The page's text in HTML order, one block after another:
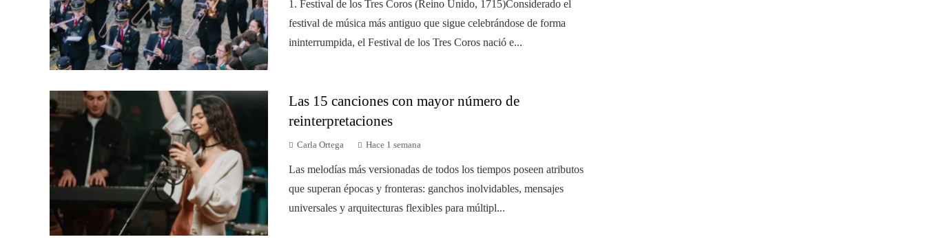
1. Festival de los Tres Coros (Reino Unido, 1715)Considerado el
festival de música más antiguo que sigue celebrándose de forma
ininterrumpida, el Festival de los Tres Coros nació e...
Las 15 canciones con mayor número de
reinterpretaciones
Carla Ortega Hace 1 semana
Las melodías más versionadas de todos los tiempos poseen atributos
que superan épocas y fronteras: ganchos inolvidables, mensajes
universales y arquitecturas flexibles para múltipl...